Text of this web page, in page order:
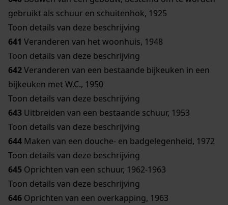
gebruikt als schuur en schuitenhok, 1925
Toon details van deze beschrijving
641 Veranderen van het woonhuis, 1948
Toon details van deze beschrijving
642Veranderen van een bestaande bijkeuken in een
bijkeuken met W.C., 1950
Toon details van deze beschrijving
643 Uitbreiden van een bestaande schuur, 1953
Toon details van deze beschrijving
644 Maken van een douche- en badgelegenheid, 1972
Toon details van deze beschrijving
645 Oprichten van een schuur, 1962-1963
Toon details van deze beschrijving
646 Oprichten van een overkapping, 1963